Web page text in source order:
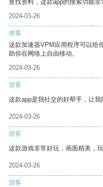
查找资料，这款app的搜索功能非
2024-03-26
游客
这款加速器VPM应用程序可以给
助你在网络上自由移动。
2024-03-26
游客
这款app是我社交的好帮手，让我
2024-03-26
游客
这款游戏非常好玩，画面精美，玩
2024-03-26
游客